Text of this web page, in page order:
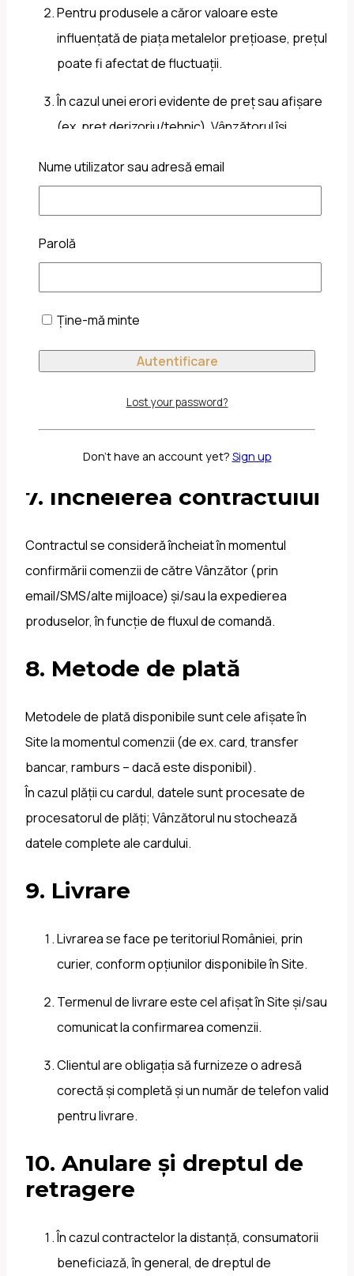
Pentru produsele a căror valoare este
influențată de piața metalelor prețioase, prețul
poate fi afectat de fluctuații.
În cazul unei erori evidente de preț sau afișare
(ex. preț derizoriu/tehnic), Vânzătorul își
achitat deja, suma va fi returnată.
6. Plasarea comenzii
procesului de comandă din Site.
comenzii are caracter informativ.
Vânzătorul poate solicita informații
prevenirea fraudelor, strict în limita necesară.
7. Încheierea contractului
Contractul se consideră încheiat în momentul
confirmării comenzii de către Vânzător (prin
email/SMS/alte mijloace) și/sau la expedierea
produselor, în funcție de fluxul de comandă.
8. Metode de plată
Metodele de plată disponibile sunt cele afișate în
Site la momentul comenzii (de ex. card, transfer
bancar, ramburs – dacă este disponibil).
În cazul plății cu cardul, datele sunt procesate de
procesatorul de plăți; Vânzătorul nu stochează
datele complete ale cardului.
9. Livrare
Livrarea se face pe teritoriul României, prin
curier, conform opțiunilor disponibile în Site.
Termenul de livrare este cel afișat în Site și/sau
comunicat la confirmarea comenzii.
Clientul are obligația să furnizeze o adresă
corectă și completă și un număr de telefon valid
pentru livrare.
10. Anulare și dreptul de
retragere
În cazul contractelor la distanță, consumatorii
beneficiază, în general, de dreptul de
Nume utilizator sau adresă email
Parolă
Ține-mă minte
Lost your password?
Don't have an account yet? Sign up